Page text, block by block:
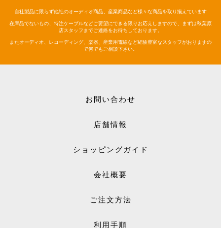
自社製品に限らず他社のオーディオ商品、産業商品など様々な商品を取り揃えています
在庫品でないもの、特注ケーブルなどご要望にできる限りお応えしますので、まずは秋葉原
店スタッフまでご連絡をお待ちしております。
またオーディオ、レコーディング、楽器、産業用電線など経験豊富なスタッフがおりますの
で何でもご相談下さい。
お問い合わせ
店舗情報
ショッピングガイド
会社概要
ご注文方法
利用手順